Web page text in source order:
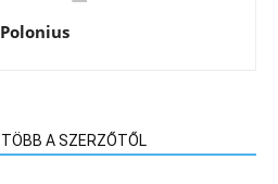
Polonius
TÖBB A SZERZŐTŐL